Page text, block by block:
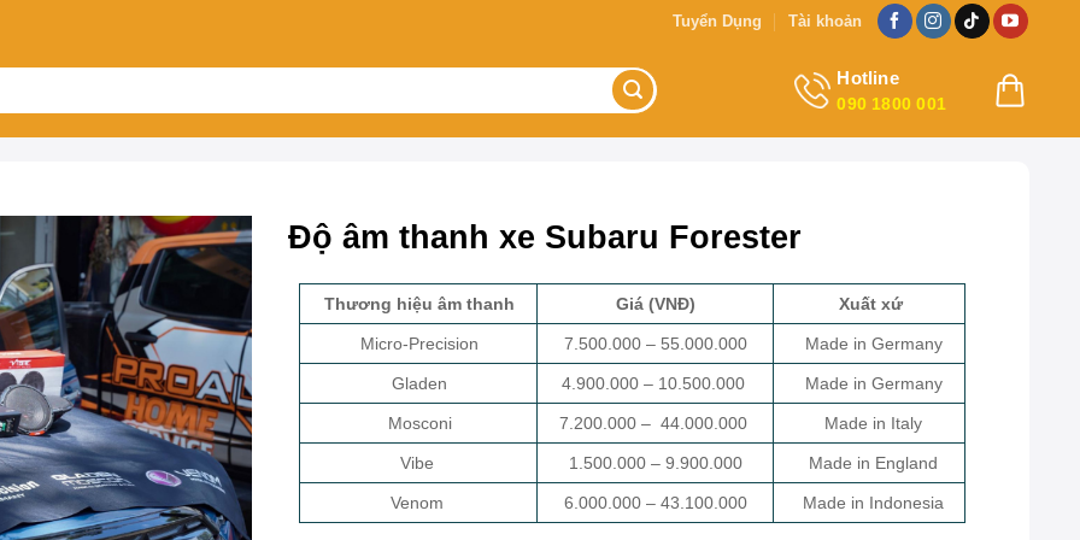
Tuyển Dụng Tài khoản
Hotline
090 1800 001
Độ âm thanh xe Subaru Forester
Thương hiệu âm thanh Giá (VNĐ) Xuất xứ
Micro-Precision 7.500.000 – 55.000.000 Made in Germany
Gladen 4.900.000 – 10.500.000 Made in Germany
Mosconi 7.200.000 – 44.000.000 Made in Italy
Vibe 1.500.000 – 9.900.000 Made in England
Venom 6.000.000 – 43.100.000 Made in Indonesia